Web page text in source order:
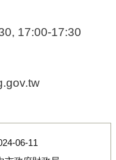
17:00-17:30
06-11